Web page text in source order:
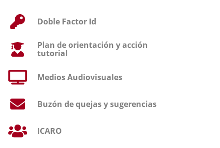
Doble Factor Id
Plan de orientación y acción
tutorial
Medios Audiovisuales
Buzón de quejas y sugerencias
ICARO